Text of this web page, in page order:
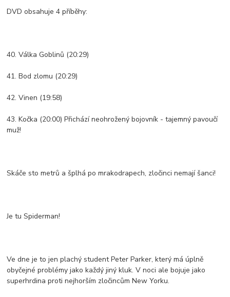
DVD obsahuje 4 příběhy:
40. Válka Goblinů (20:29)
41. Bod zlomu (20:29)
42. Vinen (19:58)
43. Kočka (20:00) Přichází neohrožený bojovník - tajemný pavoučí
muž!
Skáče sto metrů a šplhá po mrakodrapech, zločinci nemají šanci!
Je tu Spiderman!
Ve dne je to jen plachý student Peter Parker, který má úplně
obyčejné problémy jako každý jiný kluk. V noci ale bojuje jako
superhrdina proti nejhorším zločincům New Yorku.